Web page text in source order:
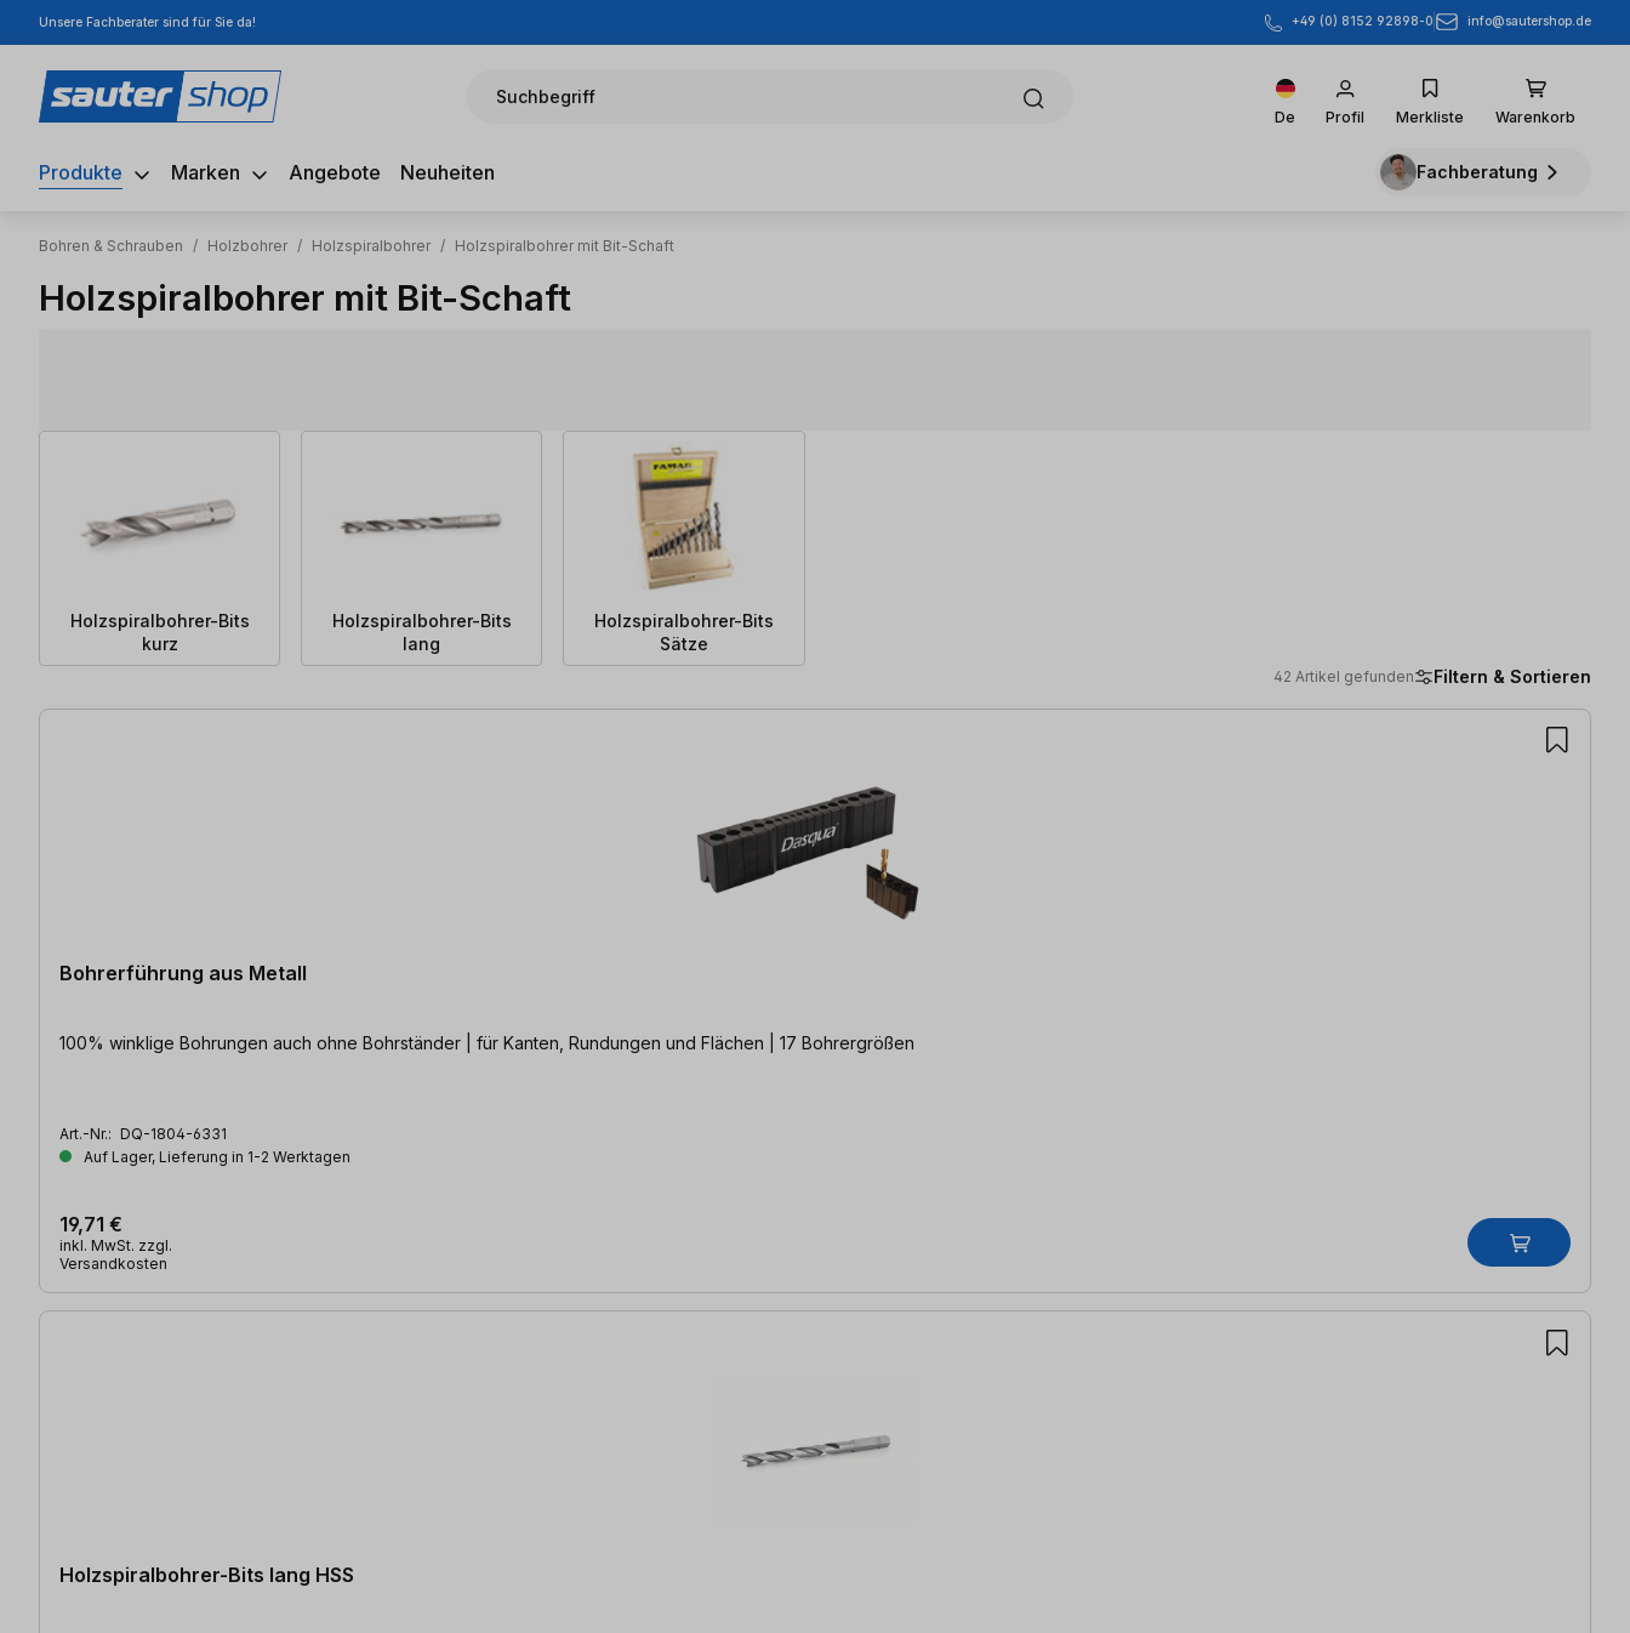
Hauptinhalt springen
Zur Suche springen
Zur Hauptnavigation springen
Unsere Fachberater sind für Sie da! +49 (0) 8152 92898-0 info@sautershop.de
Suchbegriff
De Profil Merkliste Warenkorb
Produkte Marken Angebote Neuheiten Fachberatung
Bohren & Schrauben / Holzbohrer / Holzspiralbohrer / Holzspiralbohrer mit Bit-Schaft
Holzspiralbohrer mit Bit-Schaft
Holzspiralbohrer-Bits
kurz
Holzspiralbohrer-Bits
lang
Holzspiralbohrer-Bits
Sätze
42 Artikel gefunden Filtern & Sortieren
42 Artikel gefunden
Bohrerführung aus Metall
100% winklige Bohrungen auch ohne Bohrständer | für Kanten, Rundungen und Flächen | 17 Bohrergrößen
Art.-Nr.: DQ-1804-6331
Auf Lager, Lieferung in 1-2 Werktagen
19,71 €
inkl. MwSt. zzgl.
Versandkosten
Holzspiralbohrer-Bits lang HSS